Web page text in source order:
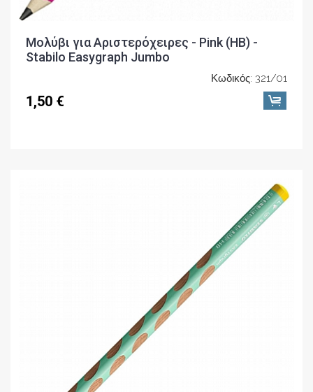
Μολύβι για Αριστερόχειρες - Pink (ΗΒ) -
Stabilo Easygraph Jumbo
Κωδικός: 321/01
1,50 €